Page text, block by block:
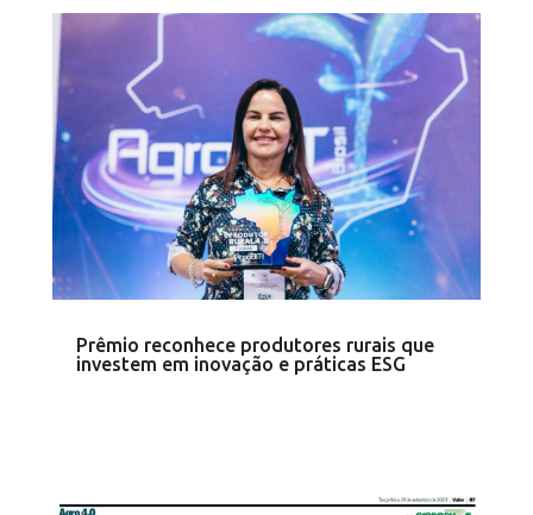
Prêmio reconhece produtores rurais que
investem em inovação e práticas ESG